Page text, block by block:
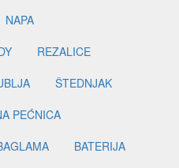
NAPA
REZALICE
ŠTEDNJAK
PEĆNICA
BATERIJA